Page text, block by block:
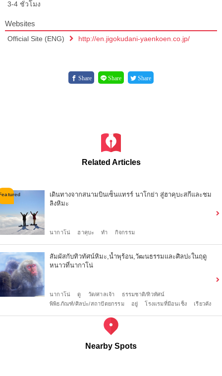
3-4 ชั่วโมง
Websites
Official Site (ENG) http://en.jigokudani-yaenkoen.co.jp/
Share Share Share
Related Articles
เดินทางจากสนามบินเซ็นแทรร์ นาโกย่า สู่ฮาคุบะสกีและชม
ลิงหิมะ
นากาโน่ ฮาคุบะ ทำ กิจกรรม
สัมผัสกับทิวทัศน์หิมะ,น้ำพุร้อน,วัฒนธรรมและศิลปะในฤดู
หนาวที่นากาโน่
นากาโน่ ดู วัด/ศาลเจ้า
ธรรมชาติ/ทิวทัศน์
พิพิธภัณฑ์/ศิลปะ/สถาปัตยกรรม
อยู่ โรงแรมที่มีอนเซ็ง เรียวคัง
Nearby Spots